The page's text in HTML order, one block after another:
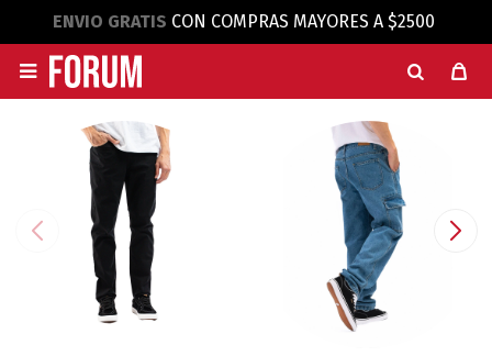
ENVIO GRATIS CON COMPRAS MAYORES A $2500
